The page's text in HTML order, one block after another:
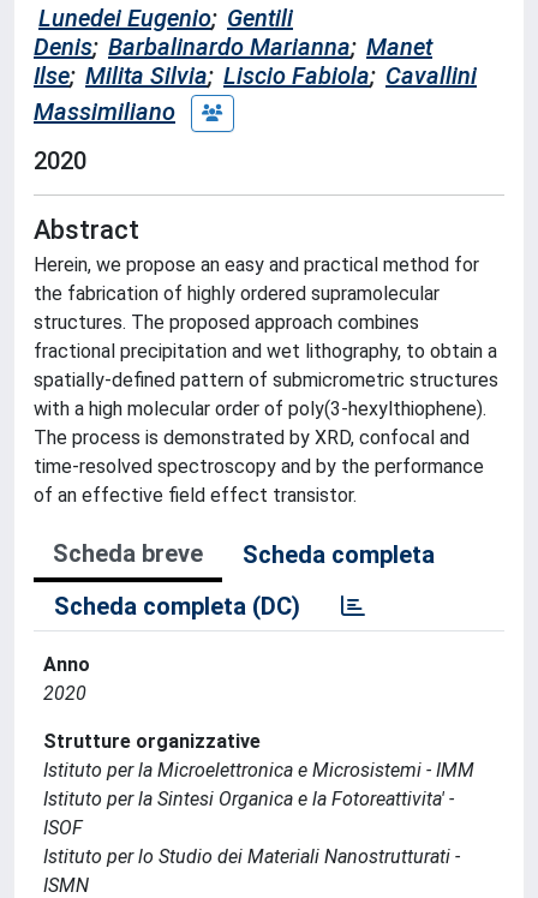
Lunedei Eugenio; Gentili
Denis; Barbalinardo Marianna; Manet
Ilse; Milita Silvia; Liscio Fabiola; Cavallini
Massimiliano
2020
Abstract
Herein, we propose an easy and practical method for
the fabrication of highly ordered supramolecular
structures. The proposed approach combines
fractional precipitation and wet lithography, to obtain a
spatially-defined pattern of submicrometric structures
with a high molecular order of poly(3-hexylthiophene).
The process is demonstrated by XRD, confocal and
time-resolved spectroscopy and by the performance
of an effective field effect transistor.
Scheda breve
Scheda completa
Scheda completa (DC)
Anno
2020
Strutture organizzative
Istituto per la Microelettronica e Microsistemi - IMM
Istituto per la Sintesi Organica e la Fotoreattivita' -
ISOF
Istituto per lo Studio dei Materiali Nanostrutturati -
ISMN